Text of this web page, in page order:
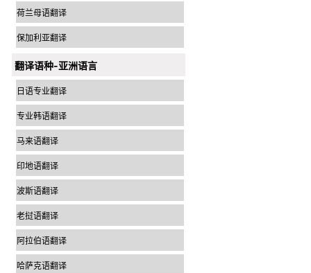
荷兰母语翻译
保加利亚翻译
翻译语种-亚洲语言
日语专业翻译
专业韩语翻译
马来语翻译
印地语翻译
波斯语翻译
老挝语翻译
阿拉伯语翻译
哈萨克语翻译